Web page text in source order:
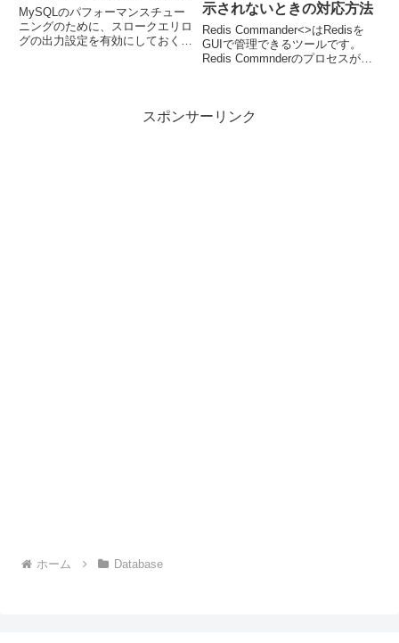
MySQLのパフォーマンスチュー
ニングのために、スロークエリロ
グの出力設定を有効にしておくの
SQLを手軽に作れないかな。こ...
示されないときの対応方法
Redis Commander<>はRedisを
GUIで管理できるツールです。
Redis Commnderのプロセスが再
あります。※画面からのホス...
スポンサーリンク
ホーム Database